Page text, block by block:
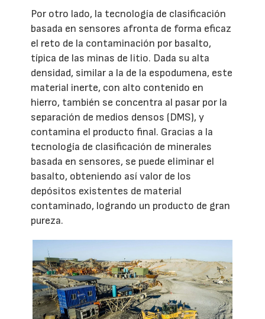
Por otro lado, la tecnología de clasificación
basada en sensores afronta de forma eficaz
el reto de la contaminación por basalto,
típica de las minas de litio. Dada su alta
densidad, similar a la de la espodumena, este
material inerte, con alto contenido en
hierro, también se concentra al pasar por la
separación de medios densos (DMS), y
contamina el producto final. Gracias a la
tecnología de clasificación de minerales
basada en sensores, se puede eliminar el
basalto, obteniendo así valor de los
depósitos existentes de material
contaminado, logrando un producto de gran
pureza.